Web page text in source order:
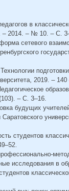
в
– 2014. – № 10. – С.
сетевого
2019. – 140
– С. 3–16.
будущих
студентов
исследования в